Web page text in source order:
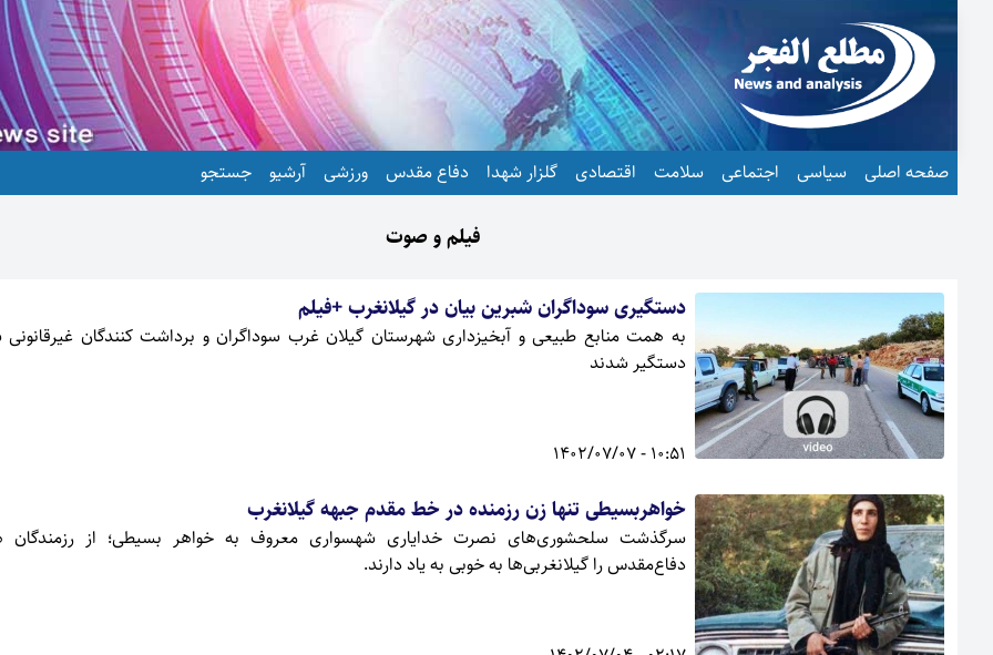
صفحه اصلی سیاسی اجتماعی سلامت اقتصادی گلزار شهدا دفاع مقدس ورزشی آرشیو جستجو
فیلم و صوت
دستگیری سوداگران شبرین بیان در گیلانغرب +فیلم
به همت منابع طبیعی و آبخیزداری شهرستان گیلان غرب سوداگران و برداشت کنندگان غیرقانونی
دستگیر شدند
10:51 - 1402/07/07
خواهربسیطی تنها زن رزمنده در خط‌ مقدم جبهه گیلانغرب
سرگذشت سلحشوری‌های نصرت خدایاری شهسواری معروف به خواهر بسیطی؛ از
دفاع‌مقدس را گیلانغربی‌ها به خوبی به‌ یاد دارند.